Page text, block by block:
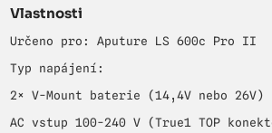
Vlastnosti
Určeno pro: Aputure LS 600c Pro II
Typ napájení:
2× V-Mount baterie (14,4V nebo 26V)
AC vstup 100-240 V (True1 TOP